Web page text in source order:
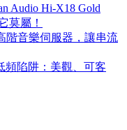
Audio Hi-X18 Gold
莫屬！
階音樂伺服器，讓串流
頻陷阱：美觀、可客